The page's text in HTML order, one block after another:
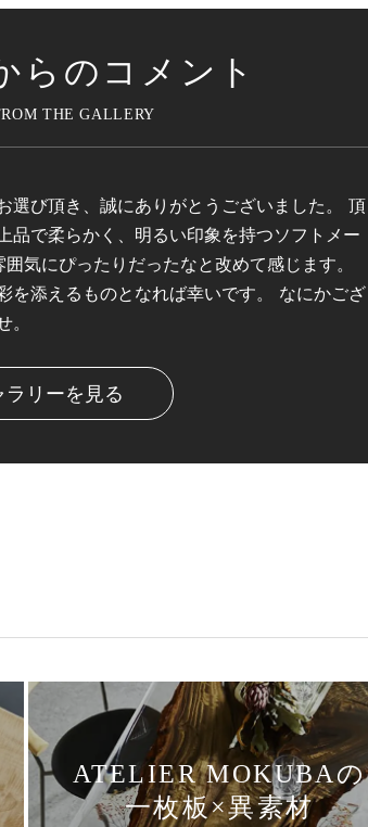
らのコメント
選び頂き、誠にありがとうございました。 頂
品で柔らかく、明るい印象を持つソフトメー
気にぴったりだったなと改めて感じます。
を添えるものとなれば幸いです。 なにかござ
ラリーを見る
ATELIER MOKUBAの
一枚板×異素材